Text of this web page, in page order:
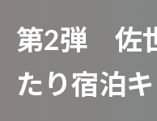
第2弾 佐
たり宿泊